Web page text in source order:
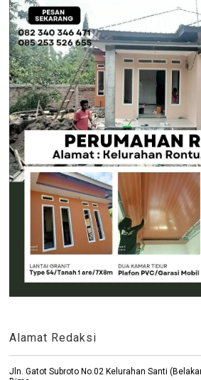
Alamat Redaksi
Jln. Gatot Subroto No.02 Kelurahan Santi